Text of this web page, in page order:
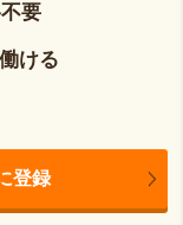
要
ける
登録